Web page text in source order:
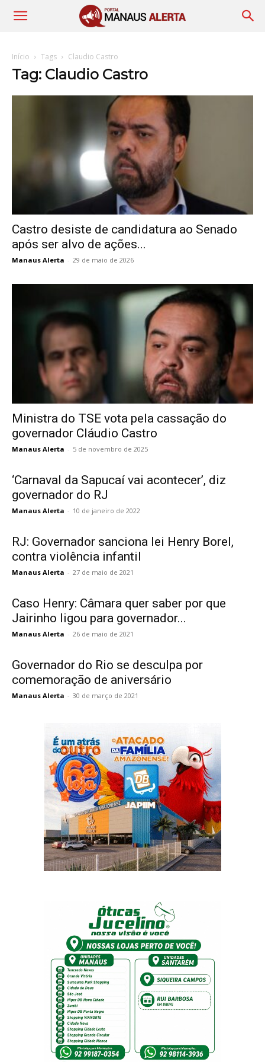
Início Tags Claudio Castro
Tag: Claudio Castro
Castro desiste de candidatura ao Senado
após ser alvo de ações...
Manaus Alerta - 29 de maio de 2026
Ministra do TSE vota pela cassação do
governador Cláudio Castro
Manaus Alerta - 5 de novembro de 2025
‘Carnaval da Sapucaí vai acontecer’, diz
governador do RJ
Manaus Alerta - 10 de janeiro de 2022
RJ: Governador sanciona lei Henry Borel,
contra violência infantil
Manaus Alerta - 27 de maio de 2021
Caso Henry: Câmara quer saber por que
Jairinho ligou para governador...
Manaus Alerta - 26 de maio de 2021
Governador do Rio se desculpa por
comemoração de aniversário
Manaus Alerta - 30 de março de 2021